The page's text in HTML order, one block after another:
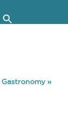
Gastronomy»